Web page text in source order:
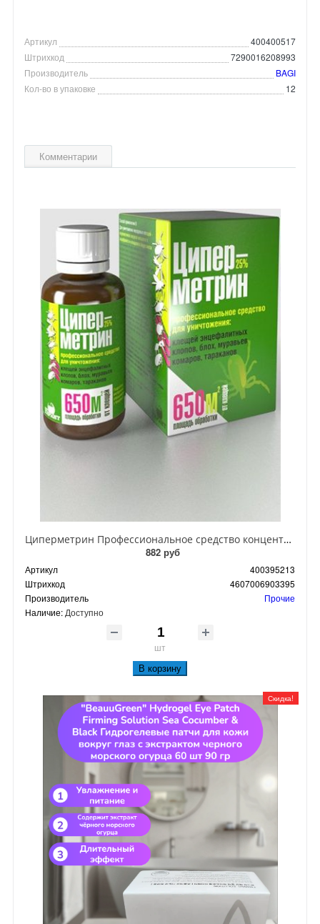
Артикул
400400517
Штрихкод
7290016208993
Производитель
BAGI
Кол-во в упаковке
12
Комментарии
Циперметрин Профессиональное средство концентрат эмульсии 25% для уничтожения тараканов, мух,комаров, блох, клопов, муравьев, ос 50 мл
882 руб
Артикул
400395213
Штрихкод
4607006903395
Производитель
Прочие
Наличие: Доступно
шт
В корзину
Скидка!